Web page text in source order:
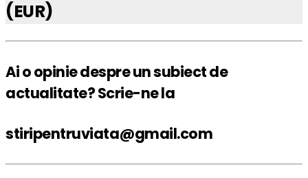
(EUR)
Ai o opinie despre un subiect de
actualitate? Scrie-ne la
stiripentruviata@gmail.com